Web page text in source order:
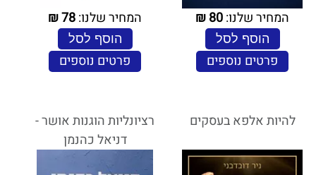
המחיר שלנו:80
₪
הוסף לסל
פרטים נוספים
המחיר שלנו:78
₪
הוסף לסל
פרטים נוספים
להיות אלפא בעסקים
רציונליות הוגנות אושר -
דניאל כהנמן